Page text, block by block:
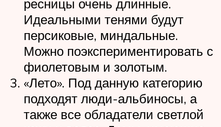
ресницы очень длинные.
Идеальными тенями будут
персиковые, миндальные.
Можно поэкспериментировать с
фиолетовым и золотым.
«Лето». Под данную категорию
подходят люди-альбиносы, а
также все обладатели светлой